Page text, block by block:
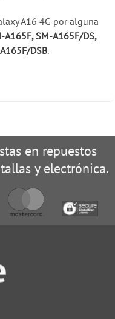
A16 4G por alguna
A165F, SM-A165F/DS,
DSB.
en repuestos
y electrónica.